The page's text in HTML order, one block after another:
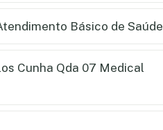
Básico de Saúde
Cunha Qda 07 Medical